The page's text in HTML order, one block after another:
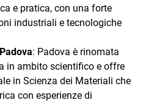
e pratica, con una forte
industriali e tecnologiche
: Padova è rinomata
in ambito scientifico e offre
in Scienza dei Materiali che
con esperienze di